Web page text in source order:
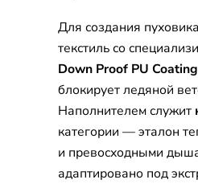
Для создания
текстиль со
Down Proof PU Coating
блокирует ледяной
Наполнителем служит
категории — эталон
и превосходными
адаптировано под